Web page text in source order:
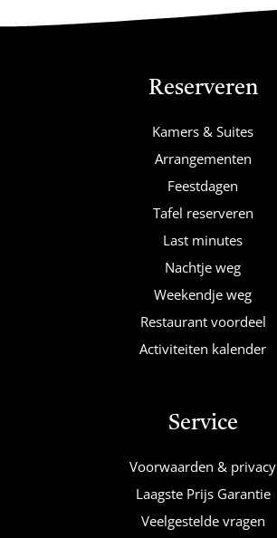
Reserveren
Kamers & Suites
Arrangementen
Feestdagen
Tafel reserveren
Last minutes
Nachtje weg
Weekendje weg
Restaurant voordeel
Activiteiten kalender
Service
Voorwaarden & privacy
Laagste Prijs Garantie
Veelgestelde vragen